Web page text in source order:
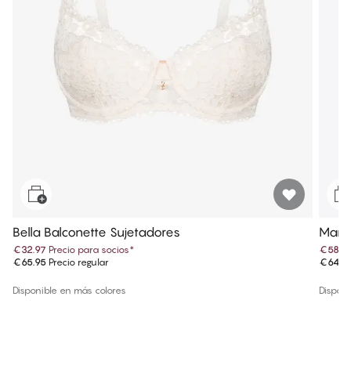
Bella Balconette Sujetadores
€32.97 Precio para socios*
€65.95 Precio regular
Disponible en más colores